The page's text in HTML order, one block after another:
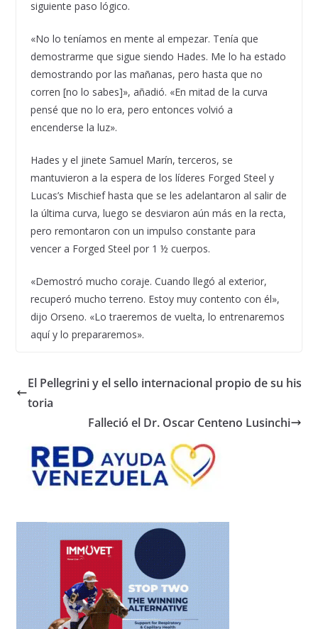
siguiente paso lógico.
«No lo teníamos en mente al empezar. Tenía que
demostrarme que sigue siendo Hades. Me lo ha estado
demostrando por las mañanas, pero hasta que no
corren [no lo sabes]», añadió. «En mitad de la curva
pensé que no lo era, pero entonces volvió a
encenderse la luz».
Hades y el jinete Samuel Marín, terceros, se
mantuvieron a la espera de los líderes Forged Steel y
Lucas’s Mischief hasta que se les adelantaron al salir de
la última curva, luego se desviaron aún más en la recta,
pero remontaron con un impulso constante para
vencer a Forged Steel por 1 ½ cuerpos.
«Demostró mucho coraje. Cuando llegó al exterior,
recuperó mucho terreno. Estoy muy contento con él»,
dijo Orseno. «Lo traeremos de vuelta, lo entrenaremos
aquí y lo prepararemos».
El Pellegrini y el sello internacional propio de su his
toria
Falleció el Dr. Oscar Centeno Lusinchi